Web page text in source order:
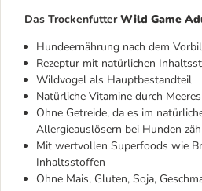
Das TrockenfutterWild Game
Hundeernährung nach dem
Rezeptur mit natürlichen
Wildvogel als Hauptbestandteil
Natürliche Vitamine durch
Ohne Getreide, da es im
Allergieauslösern bei Hunden
Mit wertvollen Superfoods wie
Inhaltsstoffen
Ohne Mais, Gluten, Soja,